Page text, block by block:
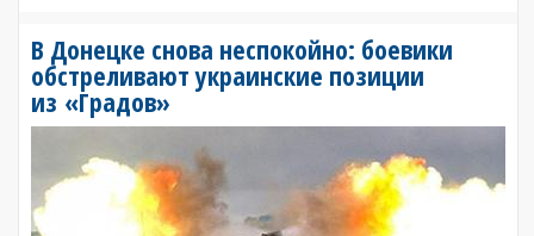
В Донецке снова неспокойно: боевики
обстреливают украинские позиции
из «Градов»